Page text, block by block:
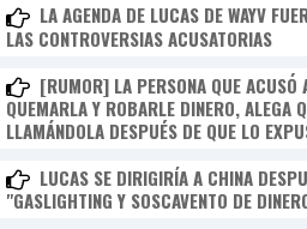
LA AGENDA DE LUCAS DE WAYV
LAS CONTROVERSIAS ACUSATORIAS
[RUMOR] LA PERSONA QUE ACUSÓ
QUEMARLA Y ROBARLE DINERO, ALEGA
LLAMÁNDOLA DESPUÉS DE QUE LO
LUCAS SE DIRIGIRÍA A CHINA
"GASLIGHTING Y SOSCAVENTO DE